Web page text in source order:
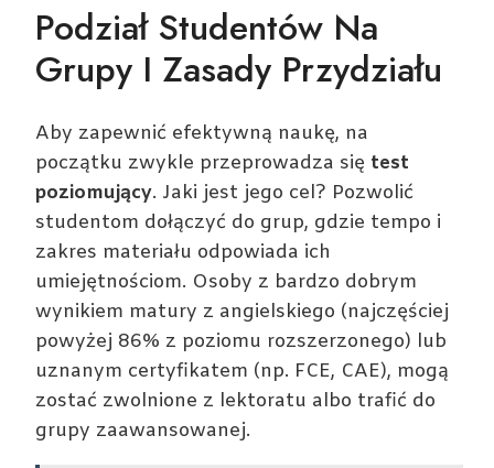
Podział Studentów Na
Grupy I Zasady Przydziału
Aby zapewnić efektywną naukę, na
początku zwykle przeprowadza się test
poziomujący. Jaki jest jego cel? Pozwolić
studentom dołączyć do grup, gdzie tempo i
zakres materiału odpowiada ich
umiejętnościom. Osoby z bardzo dobrym
wynikiem matury z angielskiego (najczęściej
powyżej 86% z poziomu rozszerzonego) lub
uznanym certyfikatem (np. FCE, CAE), mogą
zostać zwolnione z lektoratu albo trafić do
grupy zaawansowanej.